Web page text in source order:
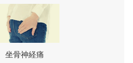
坐骨神経痛